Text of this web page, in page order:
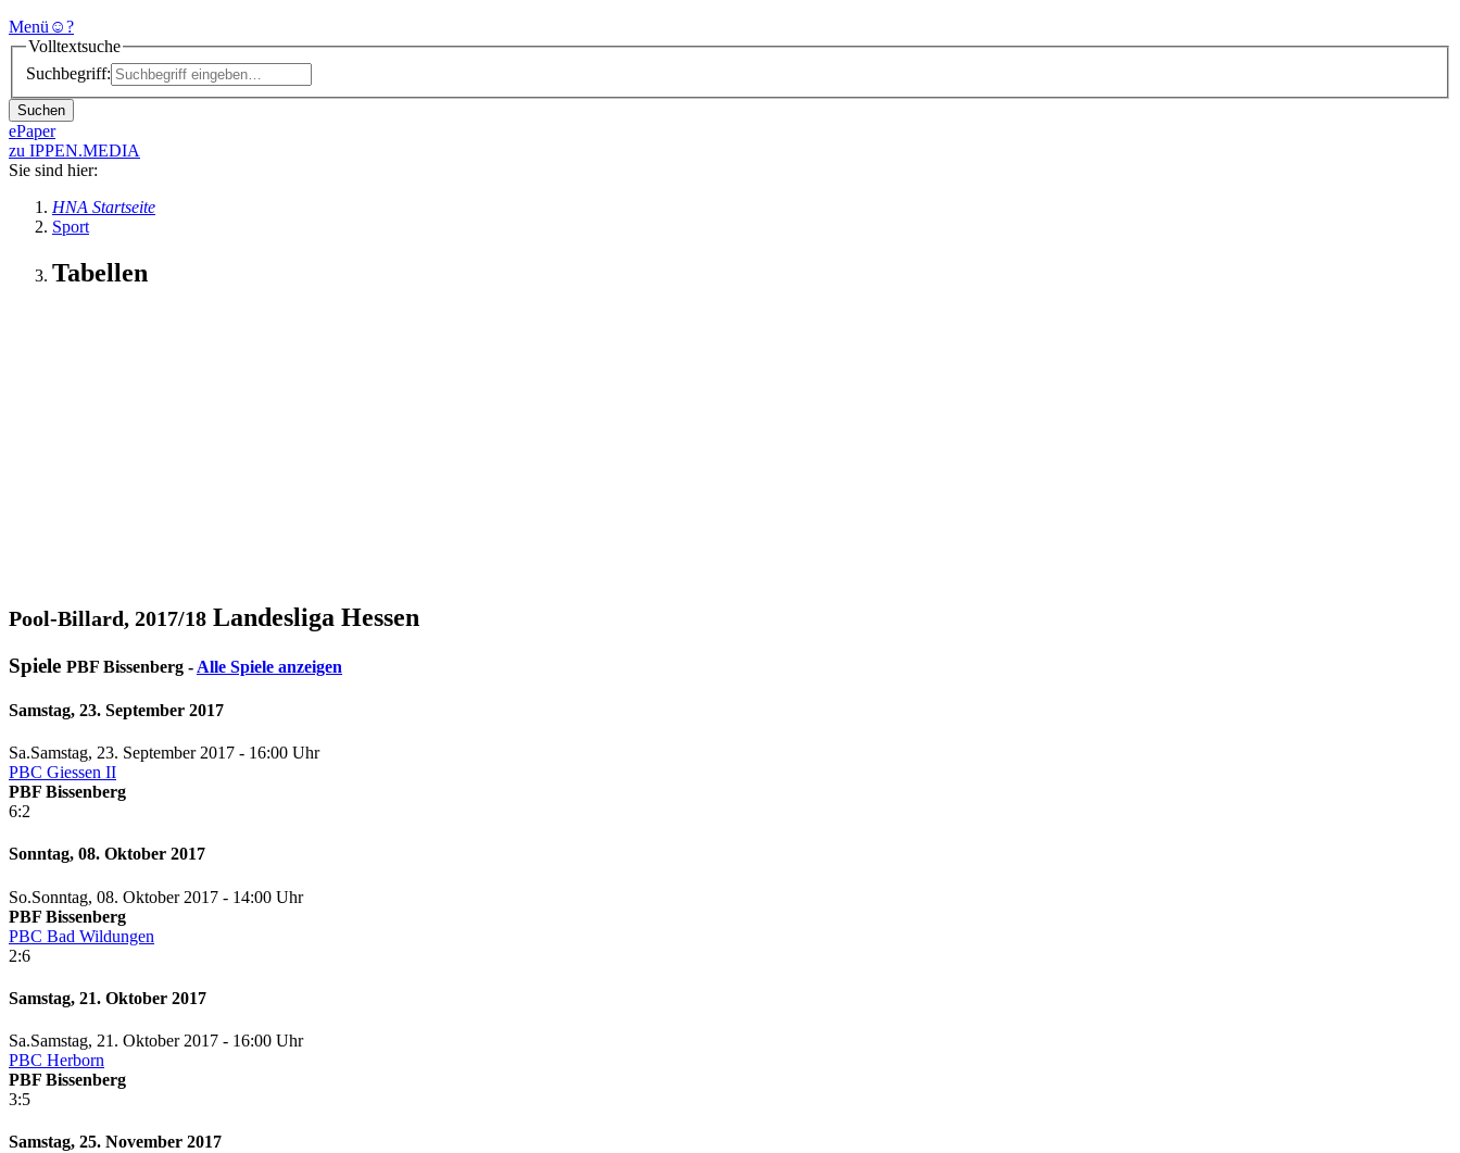
Menü ☺?
Volltextsuche
Suchbegriff:
Suchen
ePaper
zu IPPEN.MEDIA
Sie sind hier:
HNA Startseite
Sport
Tabellen
Pool-Billard, 2017/18 Landesliga Hessen
Spiele PBF Bissenberg - Alle Spiele anzeigen
Samstag, 23. September 2017
Sa.Samstag, 23. September 2017 - 16:00 Uhr
PBC Giessen II
PBF Bissenberg
6:2
Sonntag, 08. Oktober 2017
So.Sonntag, 08. Oktober 2017 - 14:00 Uhr
PBF Bissenberg
PBC Bad Wildungen
2:6
Samstag, 21. Oktober 2017
Sa.Samstag, 21. Oktober 2017 - 16:00 Uhr
PBC Herborn
PBF Bissenberg
3:5
Samstag, 25. November 2017